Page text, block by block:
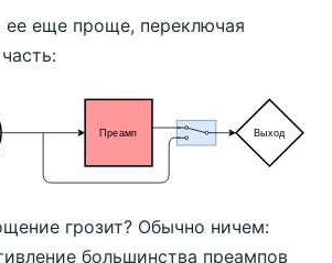
еще проще, переключая
грозит? Обычно ничем:
большинства преампов